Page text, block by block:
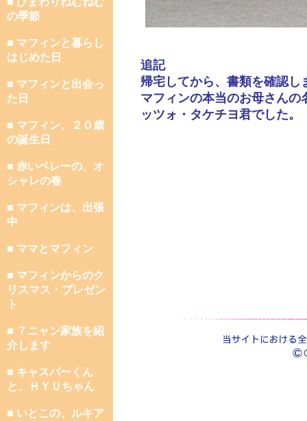
の季節
■ マフィンと暮らし
はじめた日
■ マフィンと出会っ
た日
■ マフィン、２０歳
の誕生日
■ 赤いベレーの、オ
シャレの春
■ マフィンは、出張
中
■ ママとマフィン
■ マフィンからのク
リスマス・プレゼン
ト
■ ７ニャン家族を紹
介します
■ キャスパーくん
と、ＨＹＵちゃん
■ いとこの、ルキア
追記
帰宅してから、書類を確認し
マフィンの本当のお母さん
ッツォ・タケチヨ君でした。